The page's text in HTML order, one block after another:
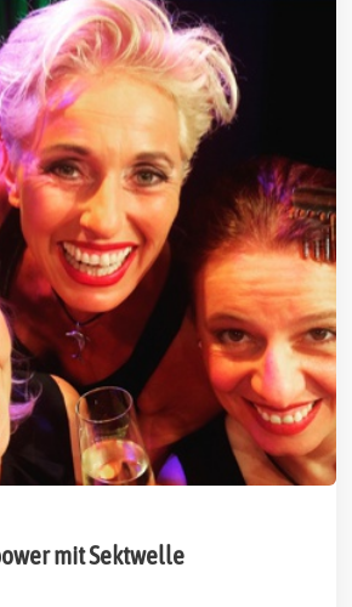
mit Sektwelle